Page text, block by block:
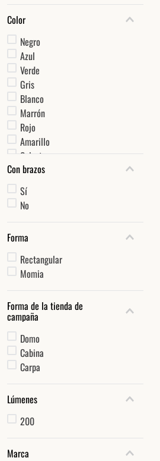
Color
Negro
Azul
Verde
Gris
Blanco
Marrón
Rojo
Amarillo
Celeste
Con brazos
Sí
No
Forma
Rectangular
Momia
Forma de la tienda de
campaña
Domo
Cabina
Carpa
Lúmenes
200
Marca